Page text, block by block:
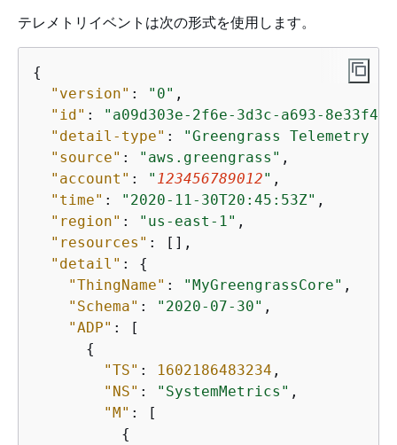
テレメトリイベントは次の形式を使用します。
{
"version" : "0" ,
"id" :
"a09d303e-2f6e-3d3c-a693-
"detail-type" :
"Greengrass Telemetry
"source" : "aws.greengrass" ,
"account" : " 123456789012" ,
"time" : "2020-11-30T20:45:53Z" ,
"region" : "us-east-1" ,
"resources" : [],
"detail" : {
"ThingName" : "MyGreengrassCore" ,
"Schema" : "2020-07-30" ,
"ADP" : [
{
"TS" : 1602186483234 ,
"NS" : "SystemMetrics" ,
"M" : [
{